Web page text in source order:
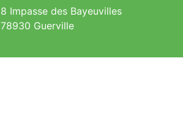
8 Impasse des Bayeuvilles
78930 Guerville